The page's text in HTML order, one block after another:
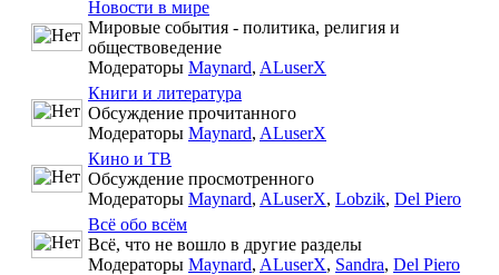
Новости в мире
Мировые события - политика, религия и
обществоведение
Модераторы Maynard, ALuserX
Книги и литература
Обсуждение прочитанного
Модераторы Maynard, ALuserX
Кино и ТВ
Обсуждение просмотренного
Модераторы Maynard, ALuserX, Lobzik, Del Piero
Всё обо всём
Всё, что не вошло в другие разделы
Модераторы Maynard, ALuserX, Sandra, Del Piero